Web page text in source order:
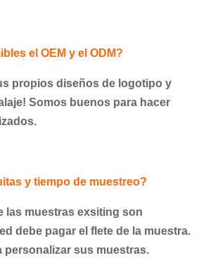
el OEM y el ODM?
propios diseños de logotipo y
Somos buenos para hacer
y tiempo de muestreo?
las muestras exsiting son
debe pagar el flete de la muestra.
personalizar sus muestras.